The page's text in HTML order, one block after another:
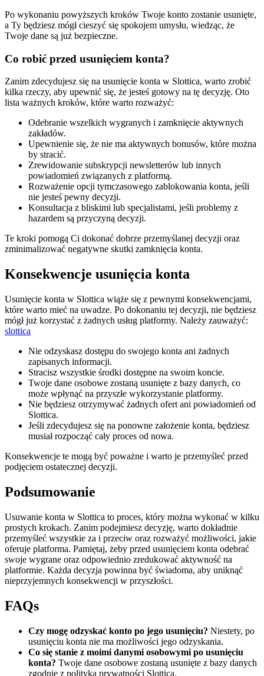
Po wykonaniu powyższych kroków Twoje konto zostanie usunięte,
a Ty będziesz mógł cieszyć się spokojem umysłu, wiedząc, że
Twoje dane są już bezpieczne.
Co robić przed usunięciem konta?
Zanim zdecydujesz się na usunięcie konta w Slottica, warto zrobić
kilka rzeczy, aby upewnić się, że jesteś gotowy na tę decyzję. Oto
lista ważnych kroków, które warto rozważyć:
Odebranie wszelkich wygranych i zamknięcie aktywnych
zakładów.
Upewnienie się, że nie ma aktywnych bonusów, które można
by stracić.
Zrewidowanie subskrypcji newsletterów lub innych
powiadomień związanych z platformą.
Rozważenie opcji tymczasowego zablokowania konta, jeśli
nie jesteś pewny decyzji.
Konsultacja z bliskimi lub specjalistami, jeśli problemy z
hazardem są przyczyną decyzji.
Te kroki pomogą Ci dokonać dobrze przemyślanej decyzji oraz
zminimalizować negatywne skutki zamknięcia konta.
Konsekwencje usunięcia konta
Usunięcie konta w Slottica wiąże się z pewnymi konsekwencjami,
które warto mieć na uwadze. Po dokonaniu tej decyzji, nie będziesz
mógł już korzystać z żadnych usług platformy. Należy zauważyć:
slottica
Nie odzyskasz dostępu do swojego konta ani żadnych
zapisanych informacji.
Stracisz wszystkie środki dostępne na swoim koncie.
Twoje dane osobowe zostaną usunięte z bazy danych, co
może wpłynąć na przyszłe wykorzystanie platformy.
Nie będziesz otrzymywać żadnych ofert ani powiadomień od
Slottica.
Jeśli zdecydujesz się na ponowne założenie konta, będziesz
musiał rozpocząć cały proces od nowa.
Konsekwencje te mogą być poważne i warto je przemyśleć przed
podjęciem ostatecznej decyzji.
Podsumowanie
Usuwanie konta w Slottica to proces, który można wykonać w kilku
prostych krokach. Zanim podejmiesz decyzję, warto dokładnie
przemyśleć wszystkie za i przeciw oraz rozważyć możliwości, jakie
oferuje platforma. Pamiętaj, żeby przed usunięciem konta odebrać
swoje wygrane oraz odpowiednio zredukować aktywność na
platformie. Każda decyzja powinna być świadoma, aby uniknąć
nieprzyjemnych konsekwencji w przyszłości.
FAQs
Czy mogę odzyskać konto po jego usunięciu? Niestety, po
usunięciu konta nie ma możliwości jego odzyskania.
Co się stanie z moimi danymi osobowymi po usunięciu
konta? Twoje dane osobowe zostaną usunięte z bazy danych
zgodnie z polityką prywatności Slottica.